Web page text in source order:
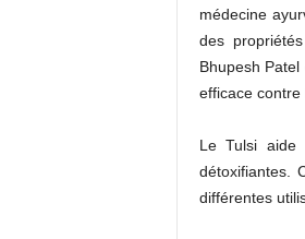
médecine
des
Bhupesh
efficace contre
Le Tulsi aide
détoxifiantes.
différentes